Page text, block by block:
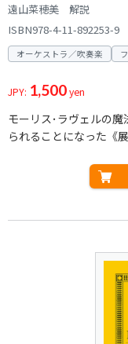
遠山菜穂美 解説
ISBN978-4-11-892253-9
オーケストラ／吹奏楽
JPY: 1,500yen
モーリス･ラヴェルの
られることになった《